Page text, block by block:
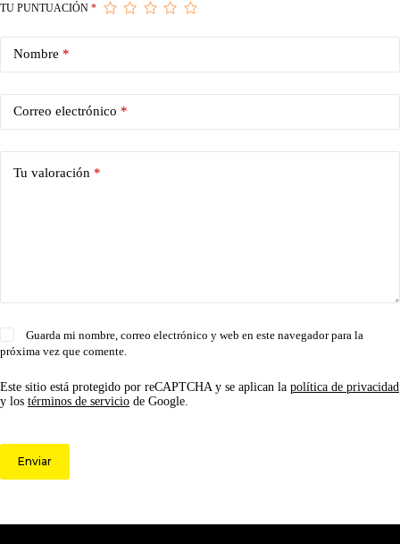
TU PUNTUACIÓN *
Nombre *
Correo electrónico *
Tu valoración *
Guarda mi nombre, correo electrónico y web en este navegador para la
próxima vez que comente.
Este sitio está protegido por reCAPTCHA y se aplican la política de privacidad
y los términos de servicio de Google.
Enviar